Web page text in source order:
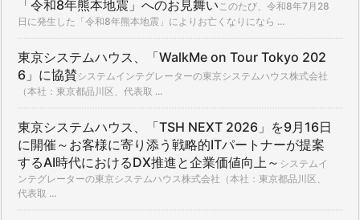
「令和8年熊本地震」へのお見舞いこのたび、令和8年7月28
日に発生した「令和8年熊本地震」によりお亡くなりになら ...
東京システムハウス、「WalkMe on Tour Tokyo 202
6」に協賛システムインテグレーターの東京システムハウス株式会社
（本社：東京都品川区、代表取 ...
東京システムハウス、「TSH NEXT 2026」を9月16日
に開催～お客様に寄り添う戦略的ITパートナーが提案
するAI時代におけるDX推進と企業価値向上～ システムイ
ンテグレーターの東京システムハウス株式会社（本社：東京都品川区、
代表取 ...